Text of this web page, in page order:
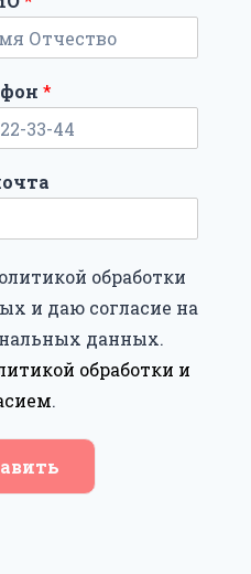
*
обработки
и даю согласие на
данных.
обработки и
.